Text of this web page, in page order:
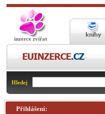
inzerce zvířat
Hledej
Přihlášení: